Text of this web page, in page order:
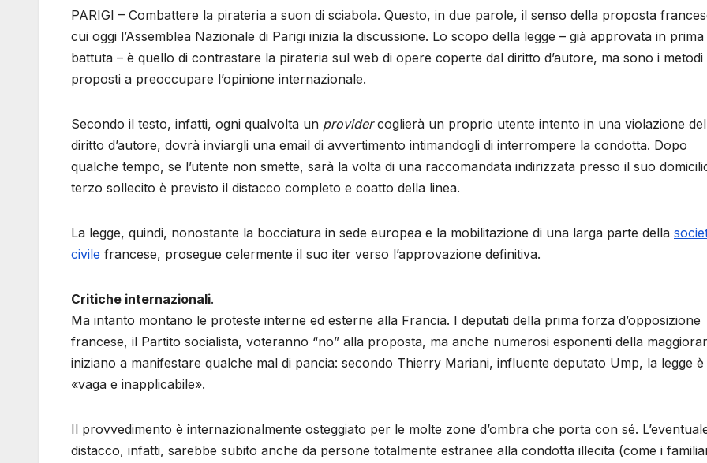
PARIGI – Combattere la pirateria a suon di sciabola. Questo, in due parole, il senso della proposta
cui oggi l’Assemblea Nazionale di Parigi inizia la discussione. Lo scopo della legge – già approvata in prima
battuta – è quello di contrastare la pirateria sul web di opere coperte dal diritto d’autore, ma sono i metodi
proposti a preoccupare l’opinione internazionale.
Secondo il testo, infatti, ogni qualvolta un providercoglierà un proprio utente intento in una violazione del
diritto d’autore, dovrà inviargli una email di avvertimento intimandogli di interrompere la condotta. Dopo
qualche tempo, se l’utente non smette, sarà la volta di una raccomandata indirizzata presso il suo
terzo sollecito è previsto il distacco completo e coatto della linea.
La legge, quindi, nonostante la bocciatura in sede europea e la mobilitazione di una larga parte della
civile francese, prosegue celermente il suo iter verso l’approvazione definitiva.
Critiche internazionali.
Ma intanto montano le proteste interne ed esterne alla Francia. I deputati della prima forza d’opposizione
francese, il Partito socialista, voteranno “no” alla proposta, ma anche numerosi esponenti della
iniziano a manifestare qualche mal di pancia: secondo Thierry Mariani, influente deputato Ump, la legge è
«vaga e inapplicabile».
Il provvedimento è internazionalmente osteggiato per le molte zone d’ombra che porta con sé.
distacco, infatti, sarebbe subito anche da persone totalmente estranee alla condotta illecita (come i